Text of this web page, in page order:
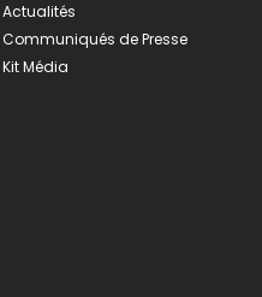
Actualités
Communiqués de Presse
Kit Média